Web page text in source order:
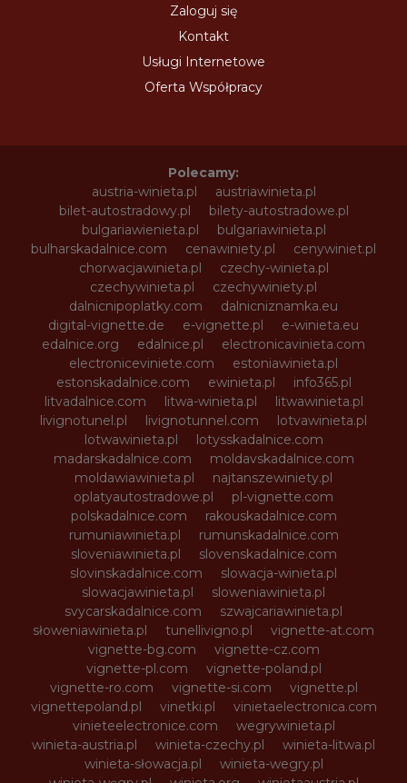
Zaloguj się
Kontakt
Usługi Internetowe
Oferta Współpracy
Polecamy:
austria-winieta.pl
austriawinieta.pl
bilet-autostradowy.pl
bilety-autostradowe.pl
bulgariawienieta.pl
bulgariawinieta.pl
bulharskadalnice.com
cenawiniety.pl
cenywiniet.pl
chorwacjawinieta.pl
czechy-winieta.pl
czechywinieta.pl
czechywiniety.pl
dalnicnipoplatky.com
dalnicniznamka.eu
digital-vignette.de
e-vignette.pl
e-winieta.eu
edalnice.org
edalnice.pl
electronicavinieta.com
electroniceviniete.com
estoniawinieta.pl
estonskadalnice.com
ewinieta.pl
info365.pl
litvadalnice.com
litwa-winieta.pl
litwawinieta.pl
livignotunel.pl
livignotunnel.com
lotvawinieta.pl
lotwawinieta.pl
lotysskadalnice.com
madarskadalnice.com
moldavskadalnice.com
moldawiawinieta.pl
najtanszewiniety.pl
oplatyautostradowe.pl
pl-vignette.com
polskadalnice.com
rakouskadalnice.com
rumuniawinieta.pl
rumunskadalnice.com
sloveniawinieta.pl
slovenskadalnice.com
slovinskadalnice.com
slowacja-winieta.pl
slowacjawinieta.pl
sloweniawinieta.pl
svycarskadalnice.com
szwajcariawinieta.pl
słoweniawinieta.pl
tunellivigno.pl
vignette-at.com
vignette-bg.com
vignette-cz.com
vignette-pl.com
vignette-poland.pl
vignette-ro.com
vignette-si.com
vignette.pl
vignettepoland.pl
vinetki.pl
vinietaelectronica.com
vinieteelectronice.com
wegrywinieta.pl
winieta-austria.pl
winieta-czechy.pl
winieta-litwa.pl
winieta-słowacja.pl
winieta-wegry.pl